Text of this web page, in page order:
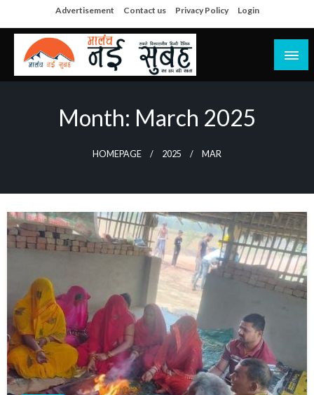
to
content
Advertisement Contact us Privacy Policy Login
सच हार नही सकता
Month: March 2025
HOMEPAGE 2025 MAR